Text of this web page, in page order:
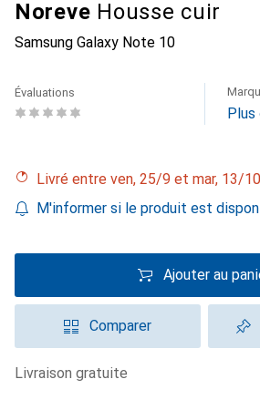
Noreve Housse cuir
Samsung Galaxy Note 10
Évaluations
Plus
Livré entre ven, 25/9 et mar, 13/10
M'informer si le produit est
Ajouter au
Comparer
livraison gratuite